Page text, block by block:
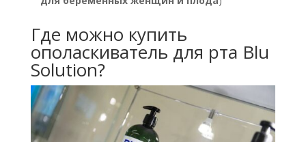
Где можно купить
ополаскиватель для рта Blu
Solution?